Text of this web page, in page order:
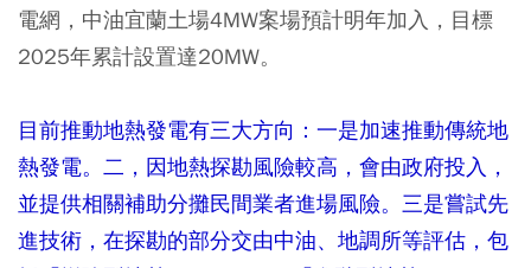
電網，中油宜蘭土場4MW案場預計明年加入，目標
2025年累計設置達20MW。
目前推動地熱發電有三大方向：一是加速推動傳統地
熱發電。二，因地熱探勘風險較高，會由政府投入，
並提供相關補助分攤民間業者進場風險。三是嘗試先
進技術，在探勘的部分交由中油、地調所等評估，包